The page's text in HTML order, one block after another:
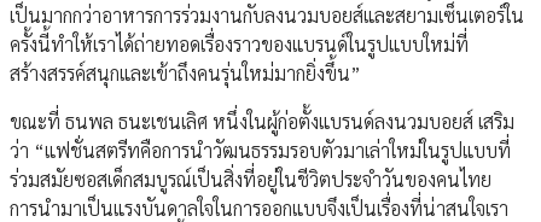
เป็นมากกว่าอาหารการร่วมงานกับลงนวมบอยส์และสยามเซ็นเตอร์ใน
ครั้งนี้ทำให้เราได้ถ่ายทอดเรื่องราวของแบรนด์ในรูปแบบใหม่ที่
สร้างสรรค์สนุกและเข้าถึงคนรุ่นใหม่มากยิ่งขึ้น”
ขณะที่ ธนพล ธนะเชนเลิศ หนึ่งในผู้ก่อตั้งแบรนด์ลงนวมบอยส์ เสริม
ว่า “แฟชั่นสตรีทคือการนำวัฒนธรรมรอบตัวมาเล่าใหม่ในรูปแบบที่
ร่วมสมัยซอสเด็กสมบูรณ์เป็นสิ่งที่อยู่ในชีวิตประจำวันของคนไทย
การนำมาเป็นแรงบันดาลใจในการออกแบบจึงเป็นเรื่องที่น่าสนใจเรา